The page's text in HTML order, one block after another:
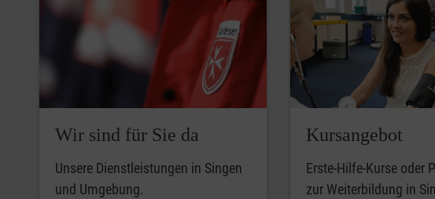
Wir sind für Sie da
Unsere Dienstleistungen in Singen
und Umgebung.
Kursangebot
Erste-Hilfe-Kurse oder
zur Weiterbildung in